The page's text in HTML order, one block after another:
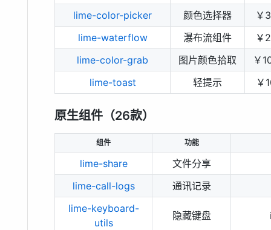
lime-color-picker
颜色选择器
￥
lime-waterflow
瀑布流组件
￥
lime-color-grab
图片颜色拾取
￥
lime-toast
轻提示 ￥
原生组件（26款）
组件 功能
lime-share
文件分享
lime-call-logs
通讯记录
lime-keyboard-
utils
隐藏键盘